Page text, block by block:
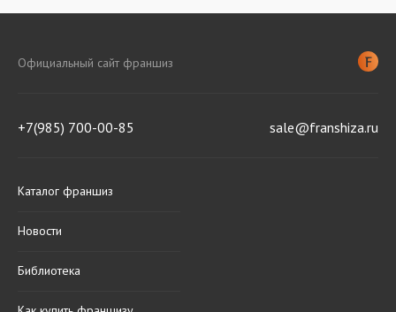
Официальный сайт франшиз
+7(985) 700-00-85 sale@franshiza.ru
Каталог франшиз
Новости
Библиотека